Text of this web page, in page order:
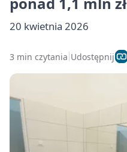
20 kwietnia 2026
3 min czytania Udostępnij